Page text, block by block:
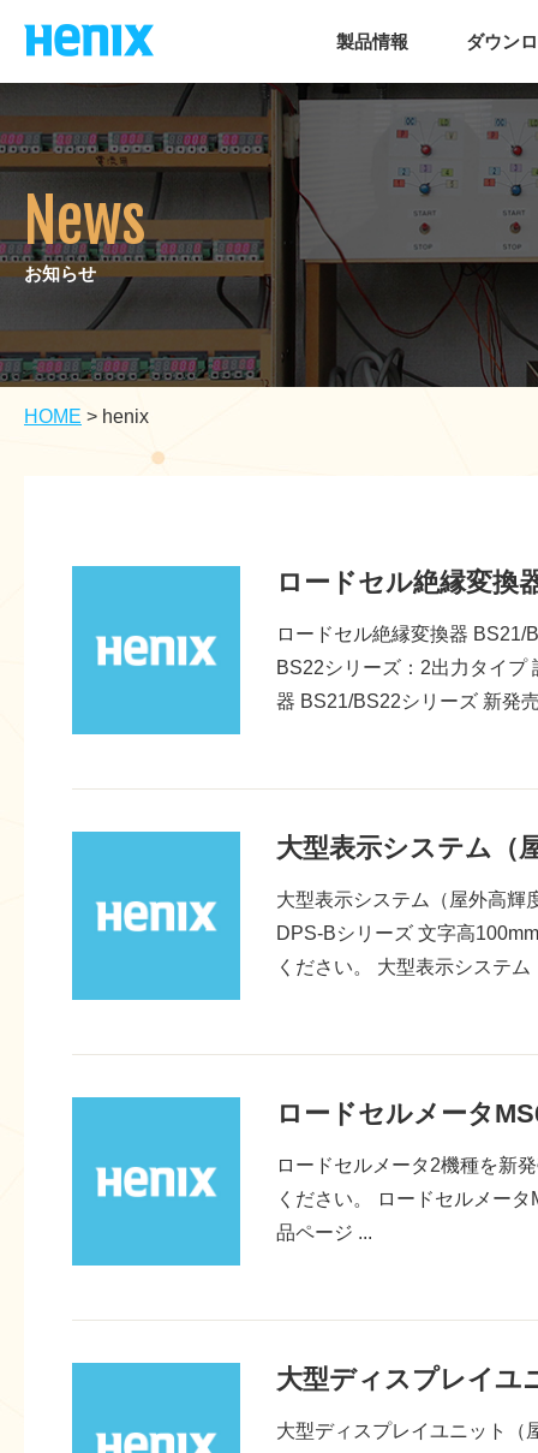
製品情報 ダウン
News
お知らせ
HOME > henix
ロードセル絶縁変換
ロードセル絶縁変換器 BS21/
BS22シリーズ：2出力タイプ
器 BS21/BS22シリーズ 新発
大型表示システム（
大型表示システム（屋外高輝
DPS-Bシリーズ 文字高
ください。 大型表示システ
ロードセルメータ
ロードセルメータ2機種を新
ください。 ロードセルメー
品ページ ...
大型ディスプレイユ
大型ディスプレイユニット（